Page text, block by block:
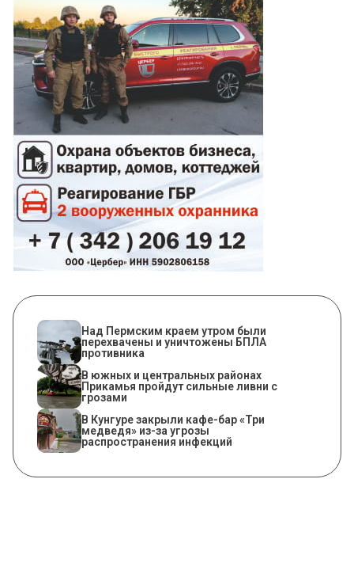
Над Пермским краем утром были
перехвачены и уничтожены БПЛА
противника
В южных и центральных районах
Прикамья пройдут сильные ливни с
грозами
​В Кунгуре закрыли кафе-бар «Три
медведя» из-за угрозы
распространения инфекций